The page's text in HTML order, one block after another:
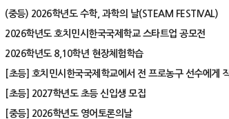
(중등) 2026학년도 수학, 과학의 날(STEAM FESTIVAL)
2026학년도 호치민시한국국제학교 스타트업 공모전
2026학년도 8,10학년 현장체험학습
[초등] 2027학년도 초등 신입생 모집
[중등] 2026학년도 영어토론의날